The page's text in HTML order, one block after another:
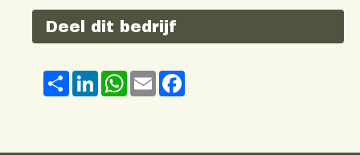
Deel dit bedrijf
Share LinkedInWhatsApp
Email